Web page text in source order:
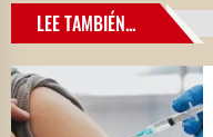
LEE TAMBIÉN...